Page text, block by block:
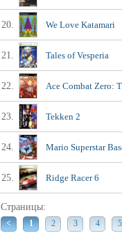
20. We Love Katamari
21. Tales of Vesperia
22. Ace Combat Zero:
23. Tekken 2
24. Mario Superstar
25. Ridge Racer 6
Страницы:
< 1 2 3 4 5